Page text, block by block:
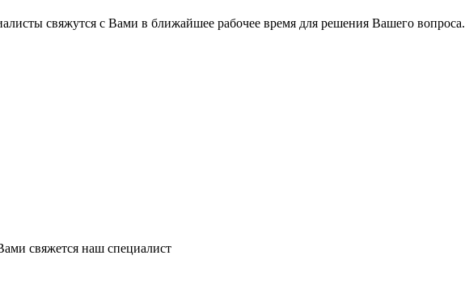
свяжутся с Вами в ближайшее рабочее время для решения Вашего вопроса.
свяжется наш специалист